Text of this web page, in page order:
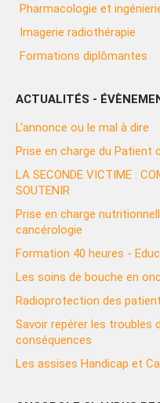
Pharmacologie et
Imagerie radiothérapie
Formations diplômantes
ACTUALITÉS -
L'annonce ou le mal à dire
Prise en charge du Patient
LA SECONDE VICTIME :
SOUTENIR
Prise en charge
cancérologie
Formation 40 heures -
Les soins de bouche en
Radioprotection des
Savoir repérer les troubles
conséquences
Les assises Handicap et